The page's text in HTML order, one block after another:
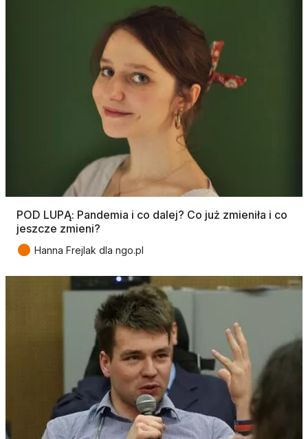
POD LUPĄ: Pandemia i co dalej? Co już zmieniła i co
jeszcze zmieni?
● Hanna Frejlak dla ngo.pl